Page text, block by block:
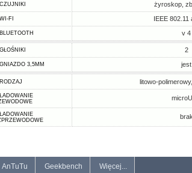
CZUJNIKI żyroskop,
WI-FI IEEE 802.11
BLUETOOTH v 4
GŁOŚNIKI 2
GNIAZDO 3,5MM jest
RODZAJ litowo-
ŁADOWANIE
ŁADOWANIE
brak
AnTuTu Geekbench Więcej...